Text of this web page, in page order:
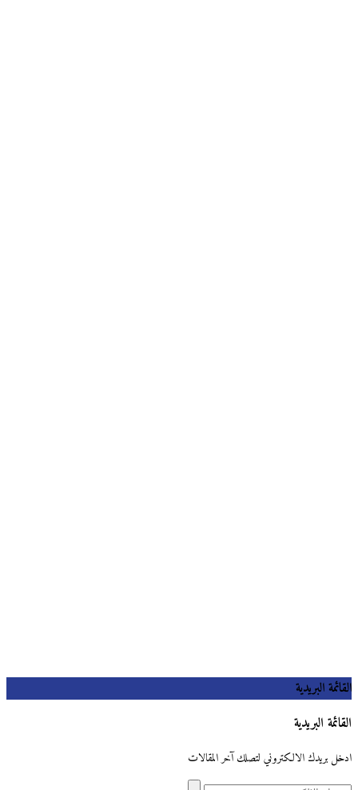
القائمة البريدية
القائمة البريدية
ادخل بريدك الالكتروني لتصلك آخر المقالات